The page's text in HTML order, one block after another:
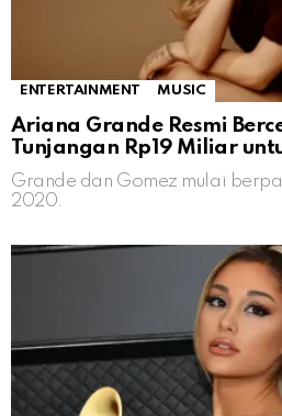
ENTERTAINMENT MUSIC
Ariana Grande Resmi
Tunjangan Rp19 Miliar
Grande dan Gomez mulai
2020.